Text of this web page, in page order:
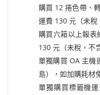
購買 12 捲色帶、
運費 130 元（未稅
購買六箱以上報表
130 元（未稅，不
單獨購買 OA 主機
島），如加購耗材
單獨購買標籤機